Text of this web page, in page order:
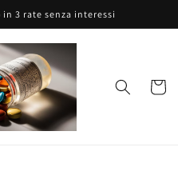
3 rate senza interessi
Carrello